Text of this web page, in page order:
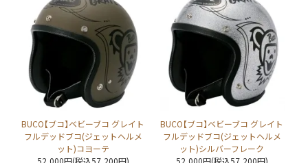
BUCO【ブコ】ベビーブコ グレイト
フルデッドブコ(ジェットヘルメ
ット)コヨーテ
BUCO【ブコ】ベビーブコ グレイト
フルデッドブコ(ジェットヘルメ
ット)シルバーフレーク